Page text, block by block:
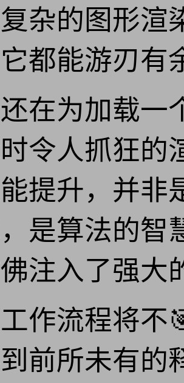
杂的图形渲
都能游刃有
在为加载一
令人抓狂的
提升，并非
是算法的智
注入了强大
作流程将不
前所未有的